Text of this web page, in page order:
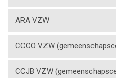
ARA VZW
CCCO VZW
CCJB VZW